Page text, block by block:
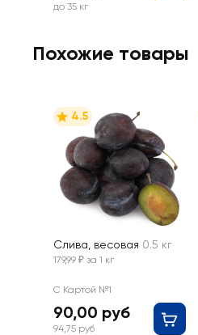
до 35 кг
Похожие товары
4.5
Слива, весовая 0.5 кг
179,99 ₽ за 1 кг
С Картой №1
90,00 руб
94,75 руб